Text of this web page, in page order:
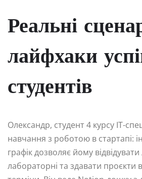
Реальні
лайфхаки
студентів
Олександр, студент 4 курсу IT-
навчання з роботою в стартапі:
графік дозволяє йому
лабораторні та здавати проєкти